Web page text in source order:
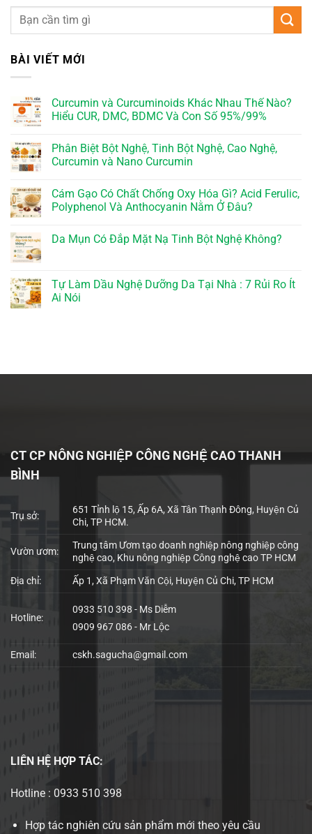
BÀI VIẾT MỚI
Curcumin và Curcuminoids Khác Nhau Thế Nào?
Hiểu CUR, DMC, BDMC Và Con Số 95%/99%
Phân Biệt Bột Nghệ, Tinh Bột Nghệ, Cao Nghệ,
Curcumin và Nano Curcumin
Cám Gạo Có Chất Chống Oxy Hóa Gì? Acid Ferulic,
Polyphenol Và Anthocyanin Nằm Ở Đâu?
Da Mụn Có Đắp Mặt Nạ Tinh Bột Nghệ Không?
Tự Làm Dầu Nghệ Dưỡng Da Tại Nhà : 7 Rủi Ro Ít
Ai Nói
CT CP NÔNG NGHIỆP CÔNG NGHỆ CAO THANH
BÌNH
Trụ sở:
651 Tỉnh lộ 15, Ấp 6A, Xã Tân Thạnh Đông, Huyện Củ
Chi, TP HCM.
Vườn ươm:
Trung tâm Ươm tạo doanh nghiệp nông nghiệp công
nghệ cao, Khu nông nghiệp Công nghệ cao TP HCM
Địa chỉ: Ấp 1, Xã Phạm Văn Cội, Huyện Củ Chi, TP HCM
Hotline:
0933 510 398 - Ms Diễm
0909 967 086 - Mr Lộc
Email: cskh.sagucha@gmail.com
LIÊN HỆ HỢP TÁC:
Hotline : 0933 510 398
Hợp tác nghiên cứu sản phẩm mới theo yêu cầu